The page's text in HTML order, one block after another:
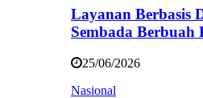
Layanan Berbasis
Sembada
25/06/2026
Nasional